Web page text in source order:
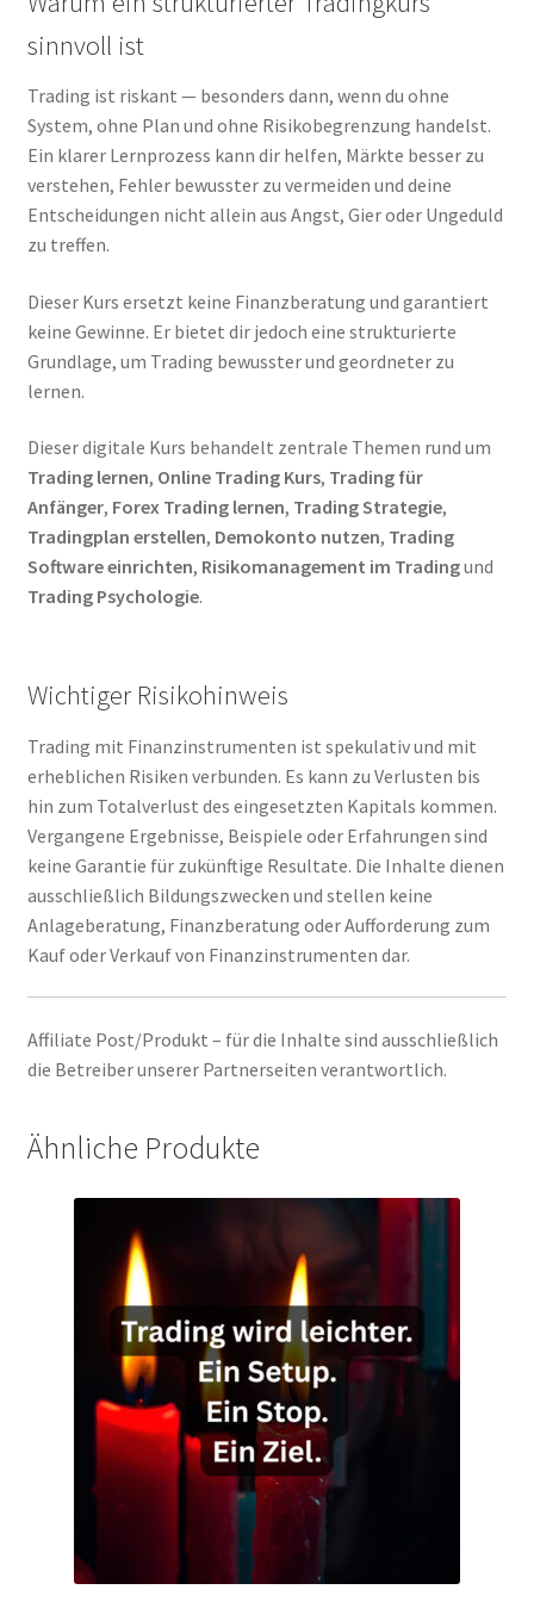
sinnvoll ist
Trading ist riskant — besonders dann, wenn du ohne
System, ohne Plan und ohne Risikobegrenzung handelst.
Ein klarer Lernprozess kann dir helfen, Märkte besser zu
verstehen, Fehler bewusster zu vermeiden und deine
Entscheidungen nicht allein aus Angst, Gier oder Ungeduld
zu treffen.
Dieser Kurs ersetzt keine Finanzberatung und garantiert
keine Gewinne. Er bietet dir jedoch eine strukturierte
Grundlage, um Trading bewusster und geordneter zu
lernen.
Dieser digitale Kurs behandelt zentrale Themen rund um
Trading lernen, Online Trading Kurs, Trading für
Anfänger, Forex Trading lernen, Trading Strategie,
Tradingplan erstellen, Demokonto nutzen, Trading
Software einrichten, Risikomanagement im Tradingund
Trading Psychologie.
Wichtiger Risikohinweis
Trading mit Finanzinstrumenten ist spekulativ und mit
erheblichen Risiken verbunden. Es kann zu Verlusten bis
hin zum Totalverlust des eingesetzten Kapitals kommen.
Vergangene Ergebnisse, Beispiele oder Erfahrungen sind
keine Garantie für zukünftige Resultate. Die Inhalte dienen
ausschließlich Bildungszwecken und stellen keine
Anlageberatung, Finanzberatung oder Aufforderung zum
Kauf oder Verkauf von Finanzinstrumenten dar.
Affiliate Post/Produkt – für die Inhalte sind ausschließlich
die Betreiber unserer Partnerseiten verantwortlich.
Ähnliche Produkte